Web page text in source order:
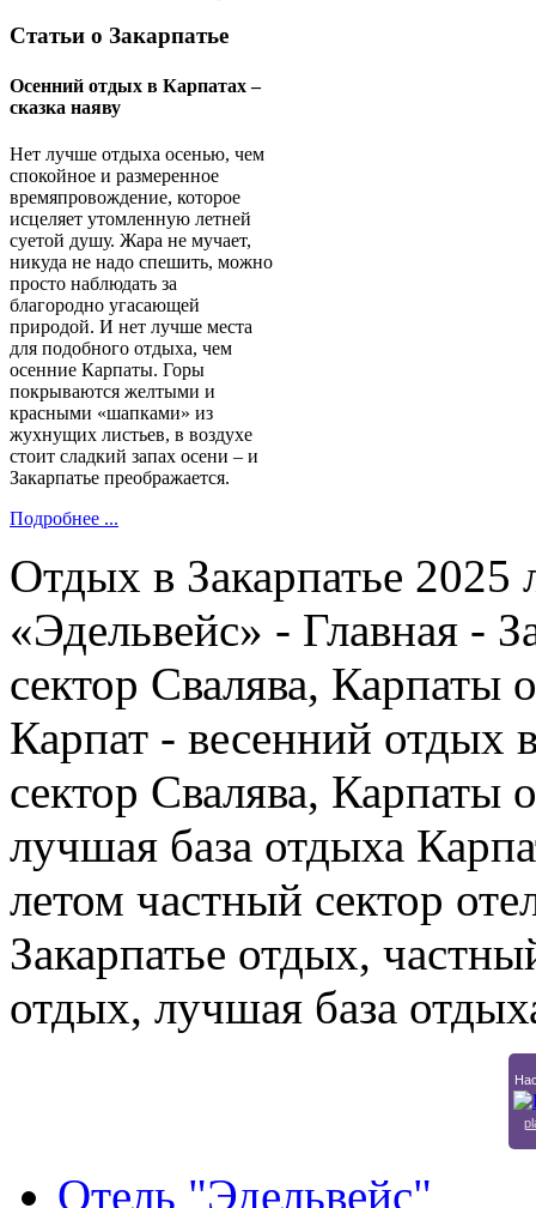
Статьи о Закарпатье
Осенний отдых в Карпатах –
сказка наяву
Нет лучше отдыха осенью, чем
спокойное и размеренное
времяпровождение, которое
исцеляет утомленную летней
суетой душу. Жара не мучает,
никуда не надо спешить, можно
просто наблюдать за
благородно угасающей
природой. И нет лучше места
для подобного отдыха, чем
осенние Карпаты. Горы
покрываются желтыми и
красными «шапками» из
жухнущих листьев, в воздухе
стоит сладкий запах осени – и
Закарпатье преображается.
Подробнее ...
Отдых в Закарпатье 2025
«Эдельвейс» - Главная -
сектор Свалява, Карпаты
Карпат - весенний отдых
сектор Свалява, Карпаты
лучшая база отдыха
летом частный сектор
Закарпатье отдых,
отдых, лучшая база
Отель "Эдельвейс"